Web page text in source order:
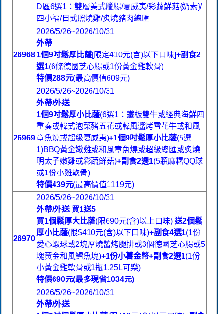
D區6選1：雙層美式臘腸/夏威夷/彩蔬鮮菇{奶素}/
四小福/日式照燒雞/炙燒豬肉總匯
26968
2026/5/26~2026/10/31
外帶
1個9吋鬆厚比薩[限定410元(含)以下口味]+副食2
選1(6條德國芝心腸或1份黃金雞軟骨)
特價288元(最高價值609元)
26969
2026/5/26~2026/10/31
外帶/外送
1個9吋鬆厚小比薩(6選1：鐵板雙牛或經典海鮮四
重奏或韓式泡菜豬五花或韓風醬烤雪花牛或和風
章魚燒或超級夏威夷)+1個9吋鬆厚小比薩(5選
1)BBQ黃金嫩雞或和風章魚燒或超級總匯或炙燒
明太子嫩雞或彩蔬鮮菇)+副食2選1(5顆麻糬QQ球
或1份小雞軟骨)
特價439元(最高價值1119元)
26970
2026/5/26~2026/10/31
外帶/外送 買1送5
買1個鬆厚大比薩(限690元(含)以上口味) 送2個鬆
厚小比薩(限$410元(含)以下口味)+副食4選1(1份
愛心蝦球或2塊厚燒醬烤腿排或3個德國芝心腸或5
塊黃金和風鱈魚塊)+1份小薯金幣+副食2選1(1份
小黃金雞軟骨或1瓶1.25L可樂)
特價690元(最多現省1034元)
2026/5/26~2026/10/31
外帶/外送